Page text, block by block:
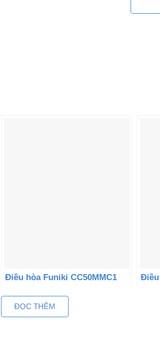
Điều hòa Funiki CC50MMC1
Điều
ĐỌC THÊM